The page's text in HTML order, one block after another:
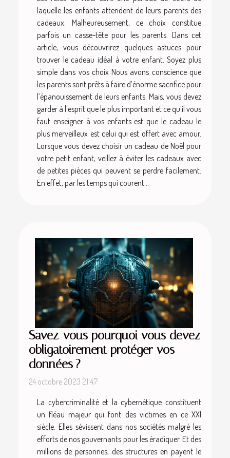
laquelle les enfants attendent de leurs parents des
cadeaux. Malheureusement, ce choix constitue
parfois un casse-tête pour les parents. Dans cet
article, vous découvrirez quelques astuces pour
trouver le cadeau idéal à votre enfant. Soyez plus
simple dans vos choix Nous avons conscience que
les parents sont prêts à faire d’énorme sacrifice pour
l’épanouissement de leurs enfants. Mais, vous devez
garder à l’esprit que le plus important et ce qu’il vous
faut enseigner à vos enfants est que le cadeau le
plus merveilleux est celui qui est offert avec amour.
Lorsque vous devez choisir un cadeau de Noël pour
votre petit enfant, veillez à éviter les cadeaux avec
de petites pièces qui peuvent se perdre facilement.
En effet, par les temps qui courent...
Savez-vous pourquoi vous devez
obligatoirement protéger vos
données ?
24 octobre 2023 21:47
La cybercriminalité et la cybernétique constituent
un fléau majeur qui font des victimes en ce XXI
siècle. Elles sévissent dans nos sociétés malgré les
efforts de nos gouvernants pour les éradiquer. Et des
millions de personnes, des structures en payent le